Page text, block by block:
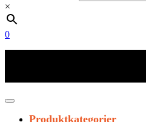
×
0
Produktkategorier